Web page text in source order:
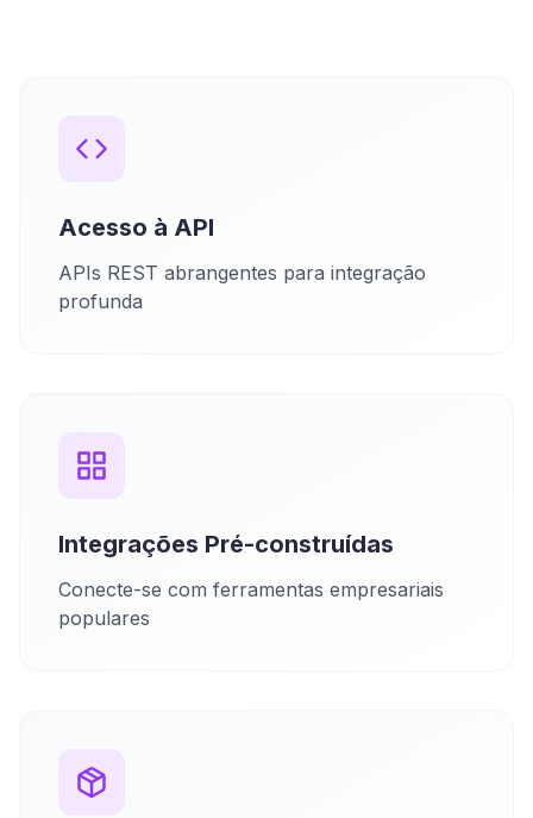
Acesso à API
APIs REST abrangentes para integração
profunda
Integrações Pré-construídas
Conecte-se com ferramentas empresariais
populares